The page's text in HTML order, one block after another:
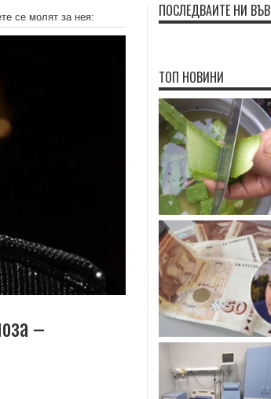
се молят за нея:
–
ПОСЛЕДВАЙТЕ НИ
ТОП НОВИНИ